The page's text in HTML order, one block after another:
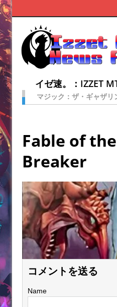
イゼ速。：IZZET
マジック：ザ・ギャザリ
Fable of
Breaker
コメントを送る
Name